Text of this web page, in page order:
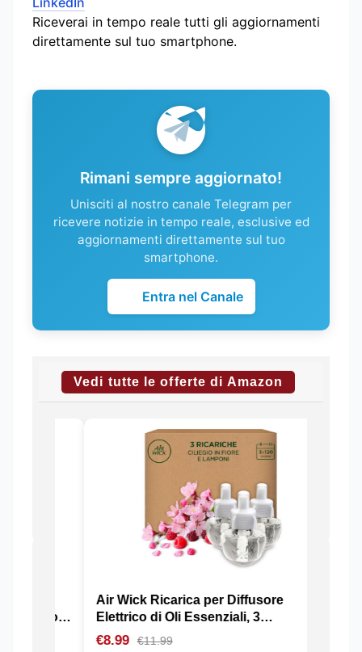
Riceverai in tempo reale tutti gli aggiornamenti
direttamente sul tuo smartphone.
Rimani sempre aggiornato!
Unisciti al nostro canale Telegram per
ricevere notizie in tempo reale, esclusive ed
aggiornamenti direttamente sul tuo
smartphone.
Entra nel Canale